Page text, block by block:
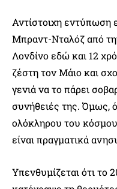
Αντίστοιχη εντύπωση
Μπραντ-Νταλόζ από
Λονδίνο εδώ και 12
ζέστη τον Μάιο και
γενιά να το πάρει
συνήθειές της. Όμως,
ολόκληρου του
είναι πραγματικά
Υπενθυμίζεται ότι το